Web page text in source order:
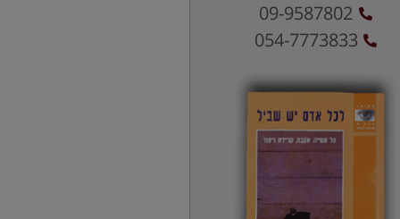
09-9587802
054-7773833